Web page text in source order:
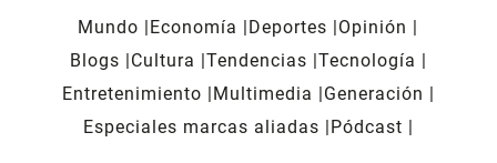
Mundo Economía Deportes
Opinión
Blogs
Cultura Tendencias Tecnología
Entretenimiento
Multimedia
Generación
Especiales marcas aliadas
Pódcast